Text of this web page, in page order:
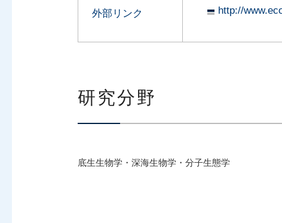
外部リンク http://
研究分野
底生生物学・深海生物学・分子生態学